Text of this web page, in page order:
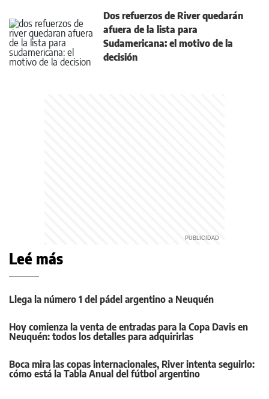
Dos refuerzos de River quedarán
afuera de la lista para
Sudamericana: el motivo de la
decisión
Leé más
Llega la número 1 del pádel argentino a Neuquén
Hoy comienza la venta de entradas para la Copa Davis en
Neuquén: todos los detalles para adquirirlas
Boca mira las copas internacionales, River intenta seguirlo:
cómo está la Tabla Anual del fútbol argentino